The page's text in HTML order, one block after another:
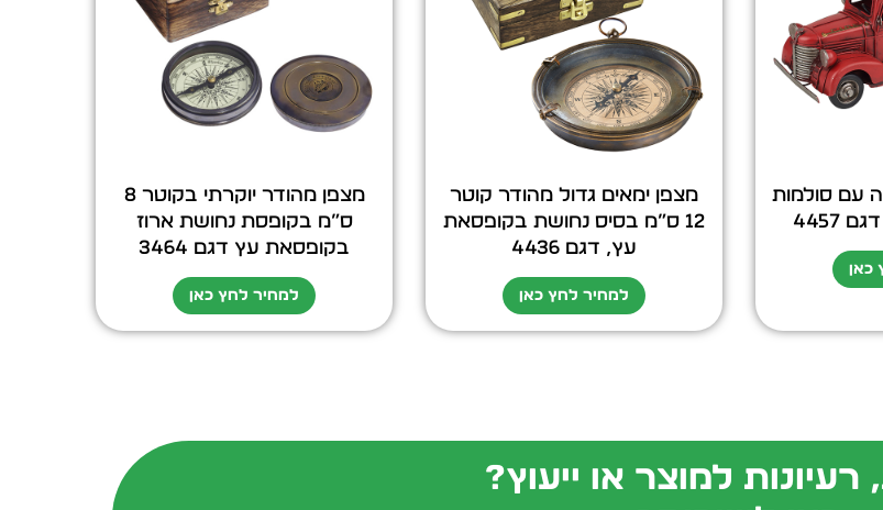
עם סולמות
כאן
מצפן ימאים גדול מהודר קוטר
12 ס”מ בסיס נחושת בקופסאת
עץ, דגם 4436
למחיר לחץ כאן
מצפן מהודר יוקרתי בקוטר 8
ס”מ בקופסת נחושת ארוז
בקופסאת עץ דגם 3464
למחיר לחץ כאן
למוצר או ייעוץ?